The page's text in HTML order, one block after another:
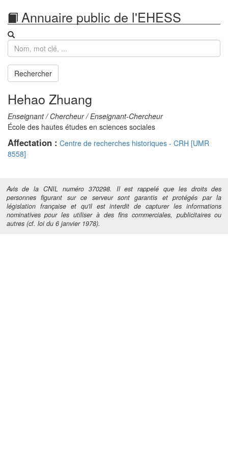
Annuaire public de l'EHESS
Recherche
Rechercher
Hehao Zhuang
Enseignant / Chercheur / Enseignant-Chercheur
École des hautes études en sciences sociales
Affectation : Centre de recherches historiques - CRH [UMR
8558]
Avis de la CNIL numéro 370298. Il est rappelé que les droits des
personnes figurant sur ce serveur sont garantis et protégés par la
législation française et qu'il est interdit de capturer les informations
nominatives pour les utiliser à des fins commerciales, publicitaires ou
autres (cf. loi du 6 janvier 1978).